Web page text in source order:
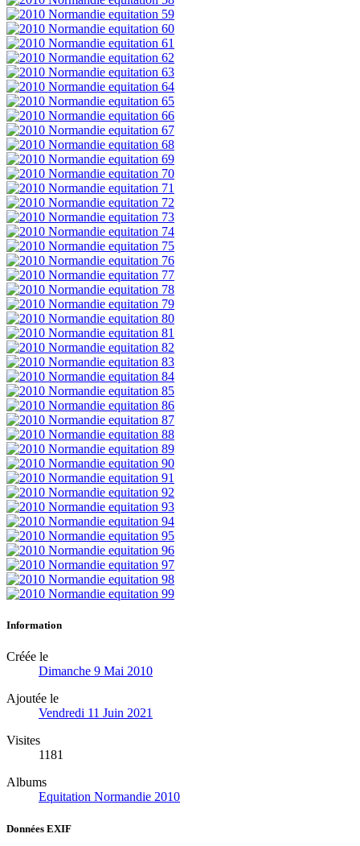
Information
Créée le
Dimanche 9 Mai 2010
Ajoutée le
Vendredi 11 Juin 2021
Visites
1181
Albums
Equitation Normandie 2010
Données EXIF